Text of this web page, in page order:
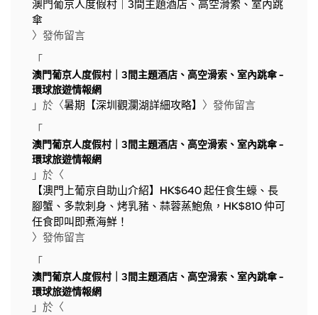
澳門葡京人度假村｜3間主題酒店、高空滑索、室內跳
傘
〉發佈留言
「
澳門葡京人度假村｜3間主題酒店、高空滑索、室內跳傘 -
環球旅遊情報網
」於〈暑期【深圳觀瀾湖詳細攻略】 〉發佈留言
「
澳門葡京人度假村｜3間主題酒店、高空滑索、室內跳傘 -
環球旅遊情報網
」於〈
【澳門上葡京自助山介紹】HK$640 起任食生蠔、長
腳蟹、多款刺身、烤乳豬、蒜蓉蒸鮑魚，HK$810 仲可
任食即叫即煮海鮮！
〉發佈留言
「
澳門葡京人度假村｜3間主題酒店、高空滑索、室內跳傘 -
環球旅遊情報網
」於〈